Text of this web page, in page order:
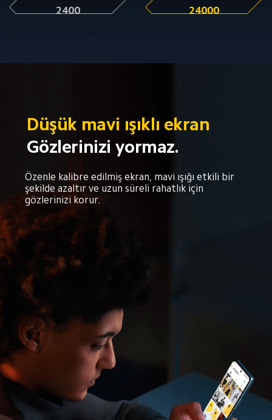
24000
2400
Düşük mavi ışıklı ekran
Gözlerinizi yormaz.
Özenle kalibre edilmiş ekran, mavi ışığı etkili bir
şekilde azaltır ve uzun süreli rahatlık için
gözlerinizi korur.